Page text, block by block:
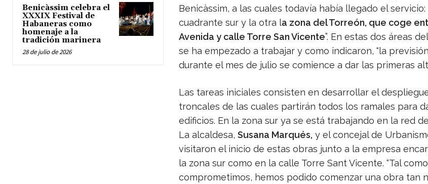
Benicàssim celebra el
XXXIX Festival de
Habaneras como
homenaje a la
tradición marinera
28 de julio de 2026
Benicàssim, a las cuales todavía había llegado el servicio:
cuadrante sur y la otra la zona del Torreón, que coge
Avenida y calle Torre San Vicente”. En estas dos áreas
se ha empezado a trabajar y como indicaron, “la
durante el mes de julio se comience a dar las primeras
Las tareas iniciales consisten en desarrollar el
troncales de las cuales partirán todos los ramales para
edificios. En la zona sur ya se está trabajando en la red
La alcaldesa, Susana Marqués, y el concejal de
visitaron el inicio de estas obras junto a la empresa
la zona sur como en la calle Torre Sant Vicente. “Tal
comprometimos, hemos podido comenzar una obra tan